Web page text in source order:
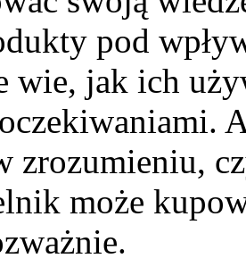
pod
wie, jak ich
zrozumieniu,
może